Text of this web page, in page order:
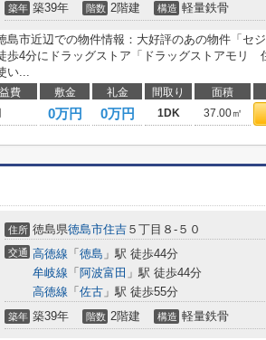
築年 築39年 階数 2階建 構造 軽量鉄骨
島市近辺での物件情報：大好評のあの物件「セ
歩4分にドラッグストア「ドラッグストアモリ
い...
費 敷金 礼金 間取り 面積
0万円 0万円 1DK 37.00㎡
住所 徳島県徳島市住吉 ５丁目８-５０
交通 高徳線 「 徳島 」駅 徒歩44分
牟岐線 「 阿波富田 」駅 徒歩44分
高徳線 「 佐古 」駅 徒歩55分
築年 築39年 階数 2階建 構造 軽量鉄骨